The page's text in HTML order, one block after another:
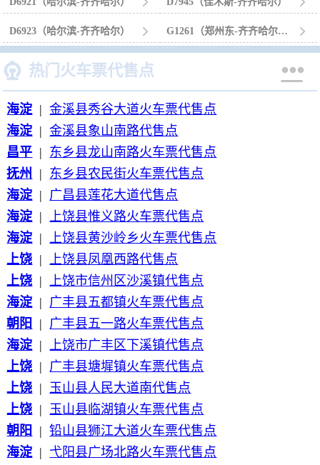
D6923（哈尔滨-齐齐哈尔）  G1261（郑州东-齐齐哈尔南） 
 热门火车票代售点 
海淀 | 金溪县秀谷大道火车票代售点
海淀 | 金溪县象山南路代售点
昌平 | 东乡县龙山南路火车票代售点
抚州
| 东乡县农民街火车票代售点
海淀 | 广昌县莲花大道代售点
海淀 |
上饶县惟义路火车票代售点
海淀 |
上饶县黄沙岭乡火车票代售点
上饶 |
上饶县凤凰西路代售点
上饶 |
上饶市信州区沙溪镇代售点
海淀 | 广丰县五都镇火车票代售点
朝阳
| 广丰县五一路火车票代售点
海淀 |
上饶市广丰区下溪镇代售点
上饶 | 广丰县塘墀镇火车票代售点
上饶 | 玉山县人民大道南代售点
上饶 | 玉山县临湖镇火车票代售点
朝阳
| 铅山县狮江大道火车票代售点
海淀 | 弋阳县广场北路火车票代售点